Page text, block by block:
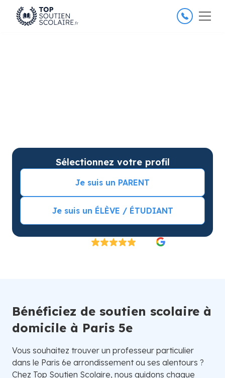
26 000 élèves satisfaits
Sélectionnez votre profil
Je suis un PARENT
Je suis un ÉLÈVE / ÉTUDIANT
Bénéficiez de soutien scolaire à
domicile à Paris 5e
Vous souhaitez trouver un professeur particulier
dans le Paris 6e arrondissement ou ses alentours ?
Chez Top Soutien Scolaire, nous guidons chaque